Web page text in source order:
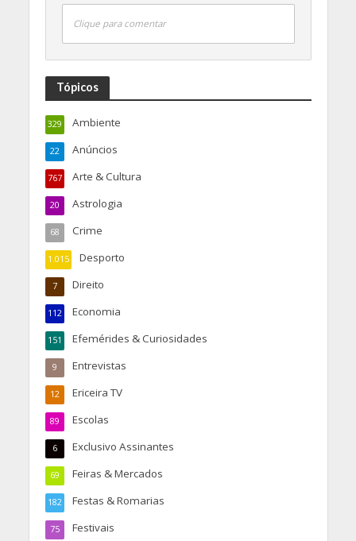
Clique para comentar
Tópicos
Ambiente
329
Anúncios
22
Arte & Cultura
767
Astrologia
20
Crime
68
Desporto
1.015
Direito
7
Economia
112
Efemérides & Curiosidades
151
Entrevistas
9
Ericeira TV
12
Escolas
89
Exclusivo Assinantes
6
Feiras & Mercados
69
Festas & Romarias
182
Festivais
75